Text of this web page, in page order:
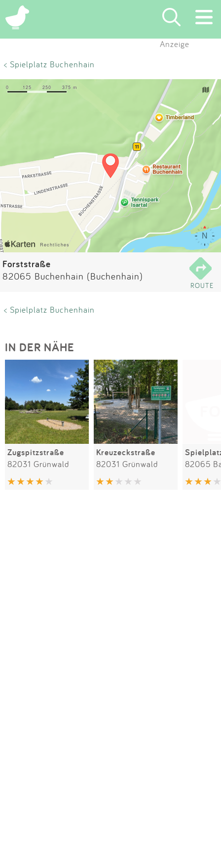
×
Suchen
Blog
Partner
Kontakt
Impressum
Anzeige
< Spielplatz Buchenhain
Forststraße
82065 Buchenhain (Buchenhain)
ROUTE
< Spielplatz Buchenhain
IN DER NÄHE
Zugspitzstraße
82031 Grünwald
Kreuzeckstraße
82031 Grünwald 82065